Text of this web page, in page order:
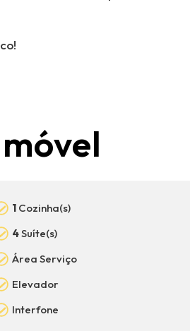
1 Cozinha(s)
4Suíte(s)
Área Serviço
Elevador
Interfone